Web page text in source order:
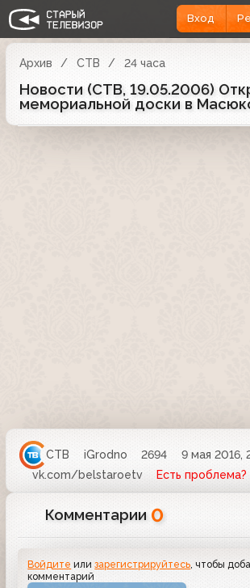
Вход
Архив СТВ 24 часа
Новости (СТВ, 19.05.2006)
мемориальной доски в
СТВ iGrodno 2694
9 мая 2016,
vk.com/belstaroetv
Есть проблема?
Комментарии 0
Войдите илизарегистрируйтесь , чтобы
комментарий